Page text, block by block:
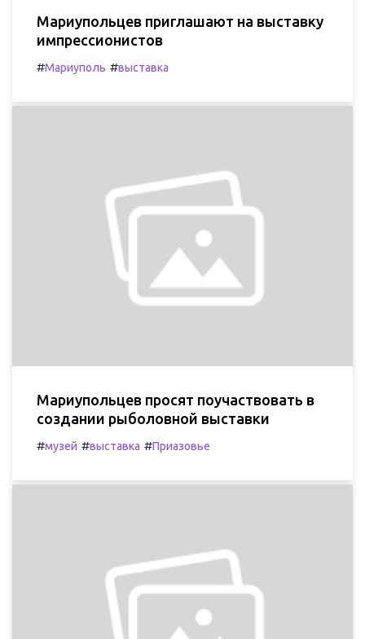
Мариупольцев приглашают на выставку
импрессионистов
#Мариуполь #выставка
Мариупольцев просят поучаствовать в
создании рыболовной выставки
#музей #выставка #Приазовье